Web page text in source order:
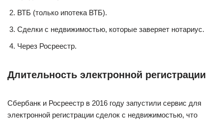
ВТБ (только ипотека ВТБ).
Сделки с недвижимостью, которые заверяет нотариус.
Через Росреестр.
Длительность электронной регистрации
Сбербанк и Росреестр в 2016 году запустили сервис для
электронной регистрации сделок с недвижимостью, что